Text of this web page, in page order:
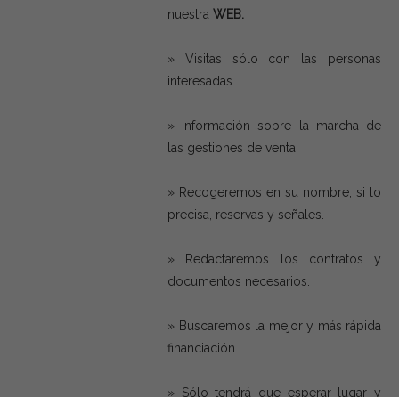
nuestra WEB.
» Visitas sólo con las personas
interesadas.
» Información sobre la marcha de
las gestiones de venta.
» Recogeremos en su nombre, si lo
precisa, reservas y señales.
» Redactaremos los contratos y
documentos necesarios.
» Buscaremos la mejor y más rápida
financiación.
» Sólo tendrá que esperar lugar y